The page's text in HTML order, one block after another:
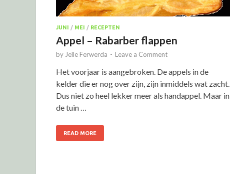
JUNI / MEI / RECEPTEN
Appel – Rabarber flappen
by Jelle Ferwerda - Leave a Comment
Het voorjaar is aangebroken. De appels in de
kelder die er nog over zijn, zijn inmiddels wat zacht.
Dus niet zo heel lekker meer als handappel. Maar in
de tuin …
READ MORE